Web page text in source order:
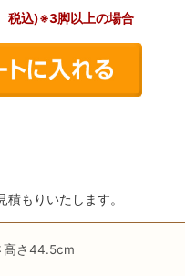
税込)※3脚以上の場合
もりいたします。
さ44.5cm